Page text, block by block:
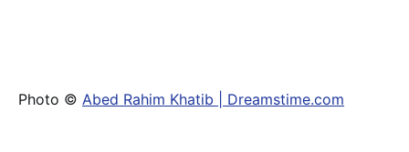
Photo © Abed Rahim Khatib | Dreamstime.com